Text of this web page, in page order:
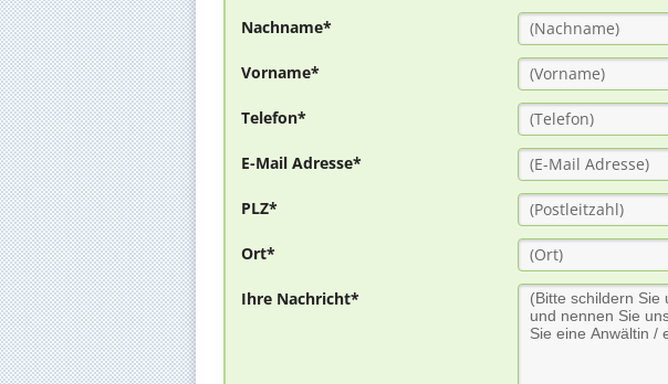
Nachname*
Vorname*
Telefon*
E-Mail Adresse*
PLZ*
Ort*
Ihre Nachricht*